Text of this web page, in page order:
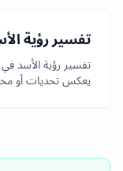
تفسير رؤية
تفسير رؤية الأسد في
يعكس تحديات أو